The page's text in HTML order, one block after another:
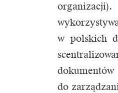
w polskich
do